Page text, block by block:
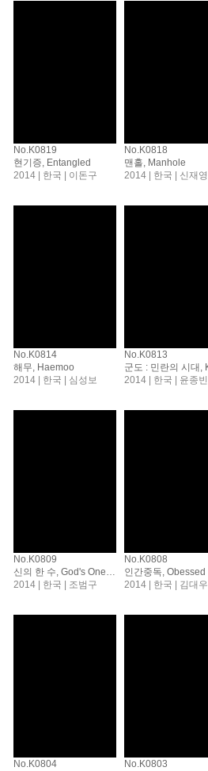
No.K0819
현기증, Entangled
2014 | 한국 | 이돈구
No.K0818
맨홀, Manhole
2014 | 한국 | 신재영
No.K0814
해무, Haemoo
2014 | 한국 | 심성보
No.K0813
2014 | 한국 | 윤종빈
No.K0809
신의 한 수, God's One Move
2014 | 한국 | 조범구
No.K0808
인간중독, Obessed
2014 | 한국 | 김대우
No.K0804 No.K0803